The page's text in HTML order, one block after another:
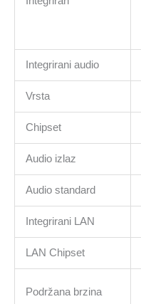
Integrirani audio
Vrsta
Chipset
Audio izlaz
Audio standard
Integrirani LAN
LAN Chipset
Podržana brzina